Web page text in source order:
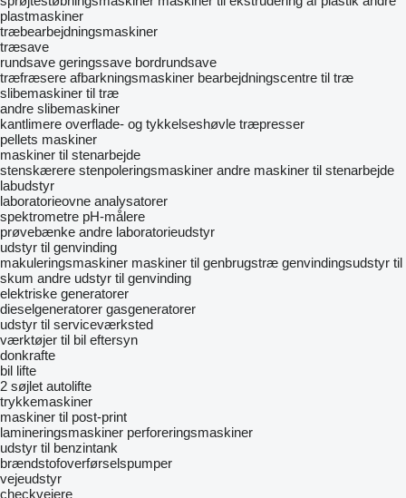
plastmaskiner
træbearbejdningsmaskiner
træsave
rundsave geringssave bordrundsave
træfræsere afbarkningsmaskiner bearbejdningscentre til træ
slibemaskiner til træ
andre slibemaskiner
kantlimere overflade- og tykkelseshøvle træpresser
pellets maskiner
maskiner til stenarbejde
stenskærere stenpoleringsmaskiner andre maskiner til stenarbejde
labudstyr
laboratorieovne analysatorer
spektrometre pH-målere
prøvebænke andre laboratorieudstyr
udstyr til genvinding
makuleringsmaskiner maskiner til genbrugstræ genvindingsudstyr til
skum andre udstyr til genvinding
elektriske generatorer
dieselgeneratorer gasgeneratorer
udstyr til serviceværksted
værktøjer til bil eftersyn
donkrafte
bil lifte
2 søjlet autolifte
trykkemaskiner
maskiner til post-print
lamineringsmaskiner perforeringsmaskiner
udstyr til benzintank
brændstofoverførselspumper
vejeudstyr
checkvejere